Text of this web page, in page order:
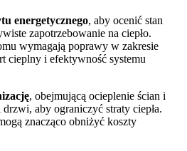
energetycznego, aby ocenić stan
zapotrzebowanie na ciepło.
wymagają poprawy w zakresie
cieplny i efektywność systemu
, obejmującą ocieplenie ścian i
aby ograniczyć straty ciepła.
znacząco obniżyć koszty